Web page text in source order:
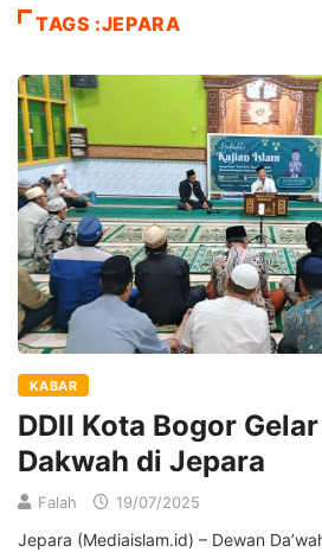
TAGS :JEPARA
KABAR
DDII Kota Bogor
Dakwah di Jepara
Falah 19/07/2025
Jepara (Mediaislam.id) – Dewan